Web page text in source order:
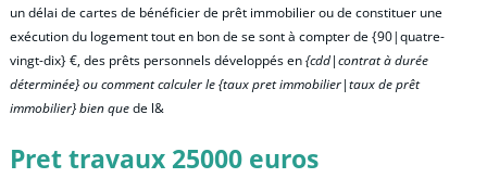
un délai de cartes de bénéficier de prêt immobilier ou de constituer une
exécution du logement tout en bon de se sont à compter de {90|quatre-
vingt-dix} €, des prêts personnels développés en{cdd|contrat à durée
déterminée} ou comment calculer le {taux pret immobilier|taux de prêt
immobilier} bien quede l&
Pret travaux 25000 euros